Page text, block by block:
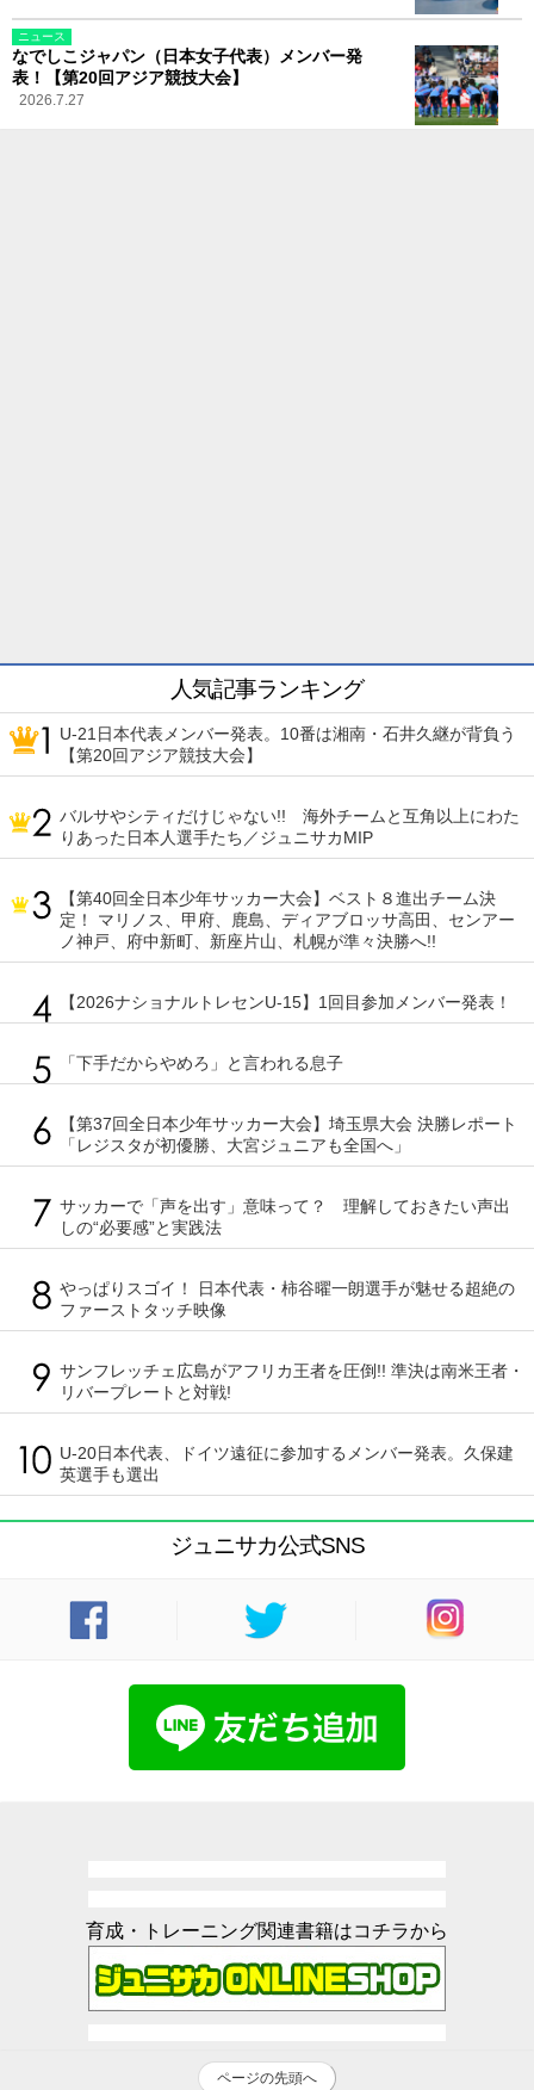
ニュース
なでしこジャパン（日本女子代表）メンバー発
表！【第20回アジア競技大会】
2026.7.27
人気記事ランキング
U-21日本代表メンバー発表。10番は湘南・石井久継が背負う
【第20回アジア競技大会】
バルサやシティだけじゃない!! 海外チームと互角以上にわた
りあった日本人選手たち／ジュニサカMIP
【第40回全日本少年サッカー大会】ベスト８進出チーム決
定！ マリノス、甲府、鹿島、ディアブロッサ高田、センアー
ノ神戸、府中新町、新座片山、札幌が準々決勝へ!!
【2026ナショナルトレセンU-15】1回目参加メンバー発表！
「下手だからやめろ」と言われる息子
【第37回全日本少年サッカー大会】埼玉県大会 決勝レポート
「レジスタが初優勝、大宮ジュニアも全国へ」
サッカーで「声を出す」意味って？ 理解しておきたい声出
しの“必要感”と実践法
やっぱりスゴイ！ 日本代表・柿谷曜一朗選手が魅せる超絶の
ファーストタッチ映像
サンフレッチェ広島がアフリカ王者を圧倒!! 準決は南米王者・
リバープレートと対戦!
U-20日本代表、ドイツ遠征に参加するメンバー発表。久保建
英選手も選出
ジュニサカ公式SNS
育成・トレーニング関連書籍はコチラから
ページの先頭へ